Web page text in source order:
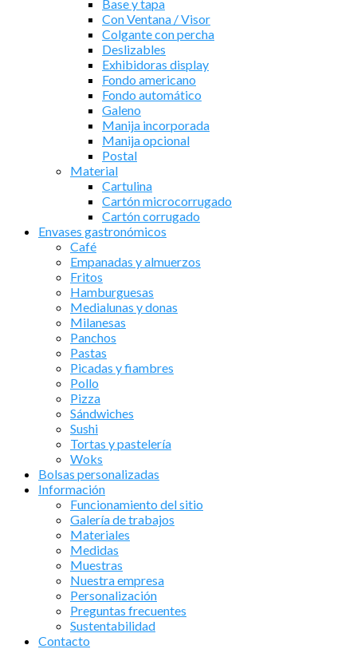
Base y tapa
Con Ventana / Visor
Colgante con percha
Deslizables
Exhibidoras display
Fondo americano
Fondo automático
Galeno
Manija incorporada
Manija opcional
Postal
Material
Cartulina
Cartón microcorrugado
Cartón corrugado
Envases gastronómicos
Café
Empanadas y almuerzos
Fritos
Hamburguesas
Medialunas y donas
Milanesas
Panchos
Pastas
Picadas y fiambres
Pollo
Pizza
Sándwiches
Sushi
Tortas y pastelería
Woks
Bolsas personalizadas
Información
Funcionamiento del sitio
Galería de trabajos
Materiales
Medidas
Muestras
Nuestra empresa
Personalización
Preguntas frecuentes
Sustentabilidad
Contacto